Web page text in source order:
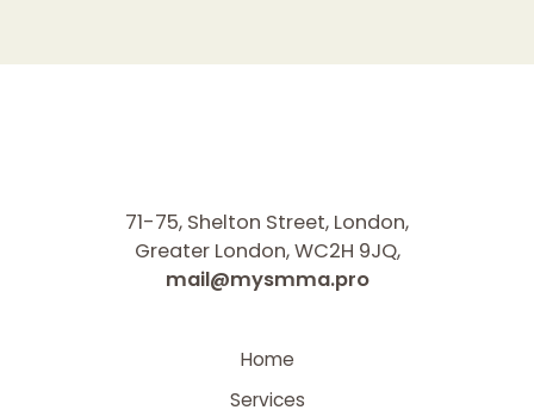
71-75, Shelton Street, London,
Greater London, WC2H 9JQ,
mail@mysmma.pro
Home
Services